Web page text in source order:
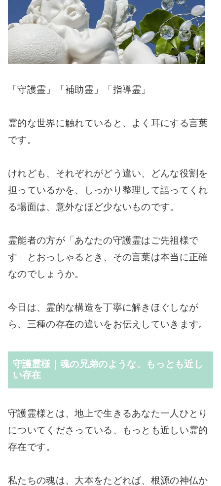
「守護霊」「補助霊」「指導霊」
霊的な世界に触れていると、よく耳にする言葉
です。
けれども、それぞれがどう違い、どんな役割を
担っているかを、しっかり整理して語ってくれ
る場面は、意外なほど少ないものです。
霊能者の方が「あなたの守護霊はご先祖様で
す」とおっしゃるとき、その言葉は本当に正確
なのでしょうか。
今日は、霊的な構造を丁寧に解きほぐしなが
ら、三種の存在の違いをお伝えしていきます。
守護霊様｜魂の兄弟のような、もっとも近し
い存在
守護霊様とは、地上で生きるあなた一人ひとり
についてくださっている、もっとも近しい霊的
存在です。
私たちの魂は、大本をたどれば、根源の神仏か